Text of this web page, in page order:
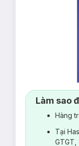
Làm sao
Hàng
Tại